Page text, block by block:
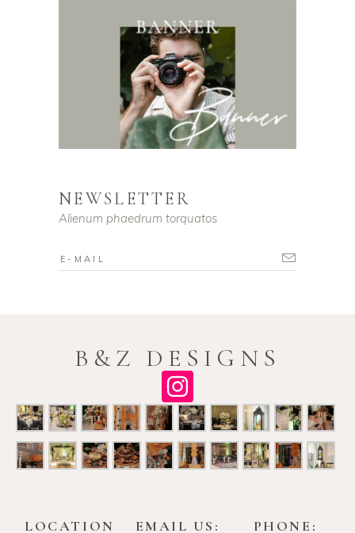
NEWSLETTER
Alienum phaedrum torquatos
B&Z DESIGNS
LOCATION EMAIL US: PHONE: